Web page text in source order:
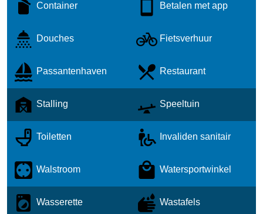
Container Betalen met app
Douches Fietsverhuur
Passantenhaven Restaurant
Stalling Speeltuin
Toiletten Invaliden sanitair
Walstroom Watersportwinkel
Wasserette Wastafels